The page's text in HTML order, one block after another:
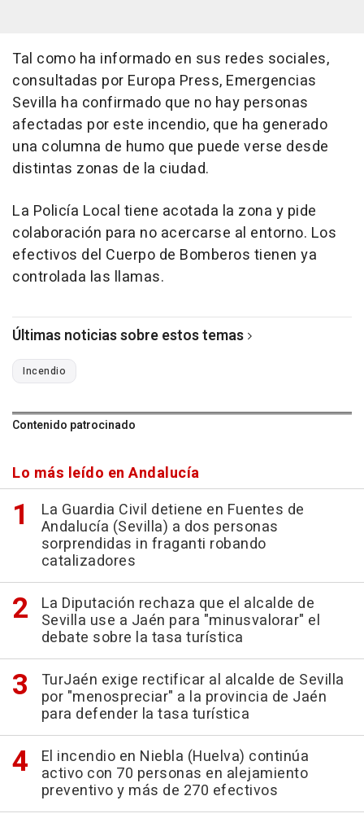
Tal como ha informado en sus redes sociales,
consultadas por Europa Press, Emergencias
Sevilla ha confirmado que no hay personas
afectadas por este incendio, que ha generado
una columna de humo que puede verse desde
distintas zonas de la ciudad.
La Policía Local tiene acotada la zona y pide
colaboración para no acercarse al entorno. Los
efectivos del Cuerpo de Bomberos tienen ya
controlada las llamas.
Últimas noticias sobre estos temas
Incendio
Contenido patrocinado
Lo más leído en Andalucía
La Guardia Civil detiene en Fuentes de
Andalucía (Sevilla) a dos personas
sorprendidas in fraganti robando
catalizadores
La Diputación rechaza que el alcalde de
Sevilla use a Jaén para "minusvalorar" el
debate sobre la tasa turística
TurJaén exige rectificar al alcalde de Sevilla
por "menospreciar" a la provincia de Jaén
para defender la tasa turística
El incendio en Niebla (Huelva) continúa
activo con 70 personas en alejamiento
preventivo y más de 270 efectivos